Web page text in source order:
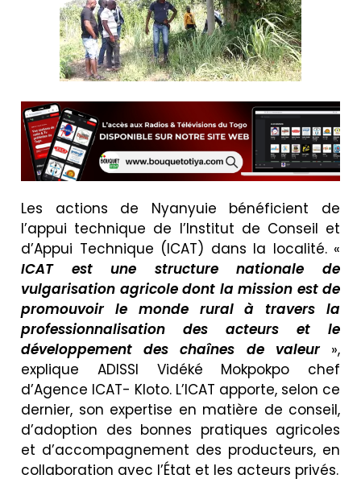
Les actions de Nyanyuie bénéficient de
l’appui technique de l’Institut de Conseil et
d’Appui Technique (ICAT) dans la localité. «
ICAT est une structure nationale de
vulgarisation agricole dont la mission est de
promouvoir le monde rural à travers la
professionnalisation des acteurs et le
développement des chaînes de valeur»,
explique ADISSI Vidéké Mokpokpo chef
d’Agence ICAT- Kloto. L’ICAT apporte, selon ce
dernier, son expertise en matière de conseil,
d’adoption des bonnes pratiques agricoles
et d’accompagnement des producteurs, en
collaboration avec l’État et les acteurs privés.